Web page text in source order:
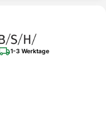
1-3 Werktage